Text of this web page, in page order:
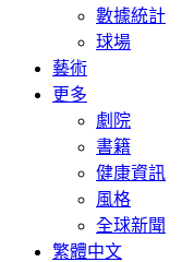
數據統計
球場
藝術
更多
劇院
書籍
健康資訊
風格
全球新聞
繁體中文